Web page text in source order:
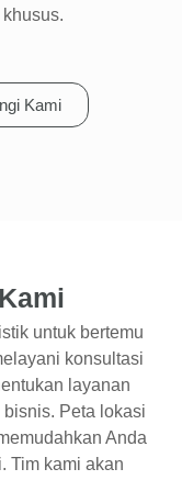
Kami
untuk bertemu
konsultasi
layanan
Peta lokasi
Anda
Tim kami akan